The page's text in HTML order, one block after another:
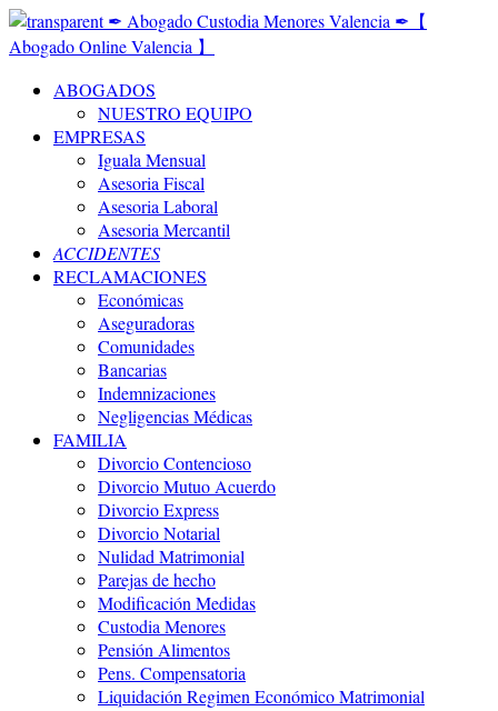
ABOGADOS
NUESTRO EQUIPO
EMPRESAS
Iguala Mensual
Asesoria Fiscal
Asesoria Laboral
Asesoria Mercantil
ACCIDENTES
RECLAMACIONES
Económicas
Aseguradoras
Comunidades
Bancarias
Indemnizaciones
Negligencias Médicas
FAMILIA
Divorcio Contencioso
Divorcio Mutuo Acuerdo
Divorcio Express
Divorcio Notarial
Nulidad Matrimonial
Parejas de hecho
Modificación Medidas
Custodia Menores
Pensión Alimentos
Pens. Compensatoria
Liquidación Regimen Económico Matrimonial